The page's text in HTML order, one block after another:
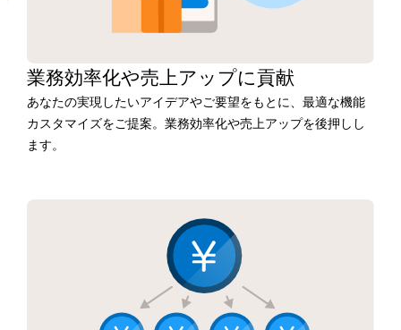
業務効率化や売上アップに貢献
あなたの実現したいアイデアやご要望をもとに、最適な機能
カスタマイズをご提案。業務効率化や売上アップを後押しし
ます。